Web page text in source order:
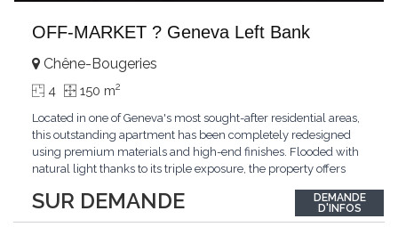
OFF-MARKET ? Geneva Left Bank
SUR DEMANDE
Chêne-Bougeries
4 150 m2
Located in one of Geneva's most sought-after residential areas,
this outstanding apartment has been completely redesigned
using premium materials and high-end finishes. Flooded with
natural light thanks to its triple exposure, the property offers
master suite, elegant reception areas, and a spacious terrace
overlooking a peaceful and green...
DEMANDE
D'INFOS